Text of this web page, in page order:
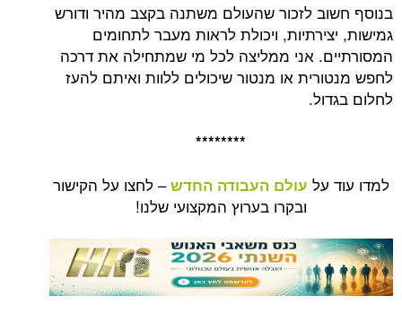
בנוסף חשוב לזכור שהעולם משתנה בקצב מהיר ודורש
גמישות, יצירתיות, ויכולת לראות מעבר לתחומים
המסורתיים. אני ממליצה לכל מי שמתחילה את דרכה
לחפש מנטורית או מנטור שיכולים ללוות ואיתם להעז
לחלום בגדול.
********
למדו עוד על עולם העבודה החדש– לחצו על הקישור
ובקרו בערוץ המקצועי שלנו!